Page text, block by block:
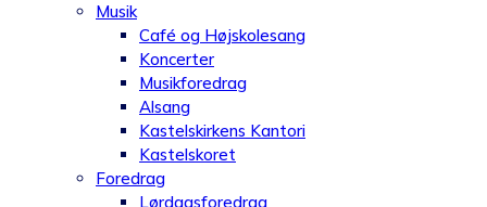
Musik
Café og Højskolesang
Koncerter
Musikforedrag
Alsang
Kastelskirkens Kantori
Kastelskoret
Foredrag
Lørdagsforedrag